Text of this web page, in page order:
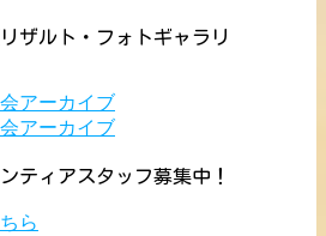
ザルト・フォトギャラリ
会アーカイブ
会アーカイブ
ティアスタッフ募集中！
ら